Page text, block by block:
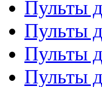
Пульты
Пульты
Пульты
Пульты